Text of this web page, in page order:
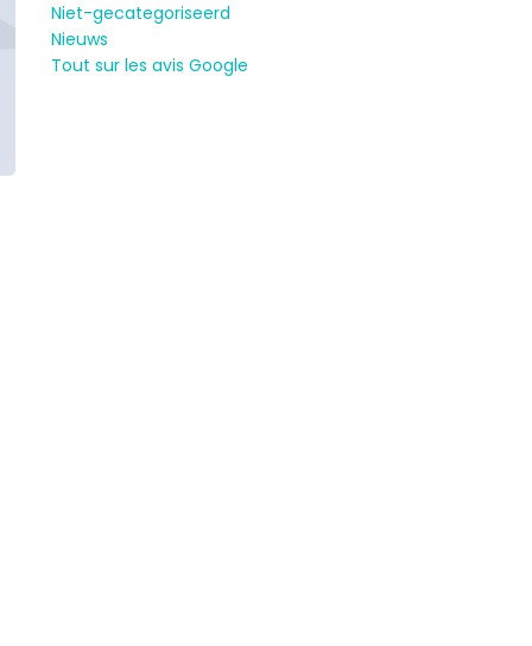
Niet-gecategoriseerd
Nieuws
Tout sur les avis Google